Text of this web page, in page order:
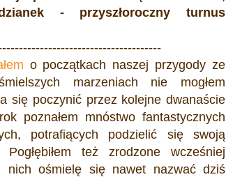
- przyszłoroczny turnus
o początkach naszej przygody ze
marzeniach nie mogłem
się poczynić przez kolejne dwanaście
poznałem mnóstwo fantastycznych
potrafiących podzielić się swoją
też zrodzone wcześniej
nich ośmielę się nawet nazwać dziś